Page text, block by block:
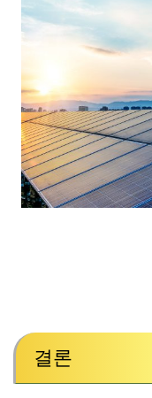
결론